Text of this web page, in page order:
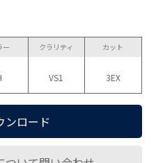
ー クラリティ
VS1
カット
3EX
ンロード